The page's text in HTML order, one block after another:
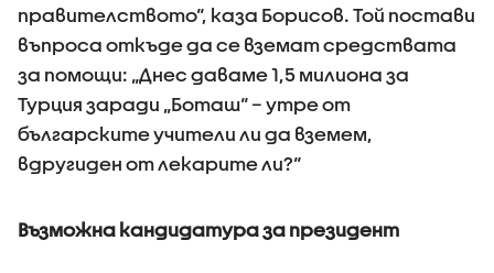
правителството“, каза Борисов. Той постави
въпроса откъде да се вземат средствата
за помощи: „Днес даваме 1,5 милиона за
Турция заради „Боташ“ – утре от
българските учители ли да вземем,
вдругиден от лекарите ли?“
Възможна кандидатура за президент